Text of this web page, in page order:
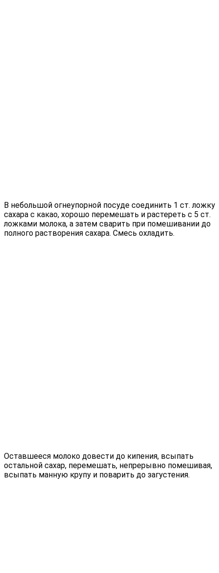
В небольшой огнеупорной посуде соединить 1 ст. ложку
сахара с какао, хорошо перемешать и растереть с 5 ст.
ложками молока, а затем сварить при помешивании до
полного растворения сахара. Смесь охладить.
Оставшееся молоко довести до кипения, всыпать
остальной сахар, перемешать, непрерывно помешивая,
всыпать манную крупу и поварить до загустения.